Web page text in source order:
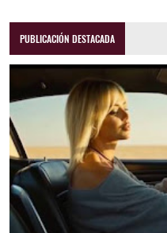
PUBLICACIÓN DESTACADA